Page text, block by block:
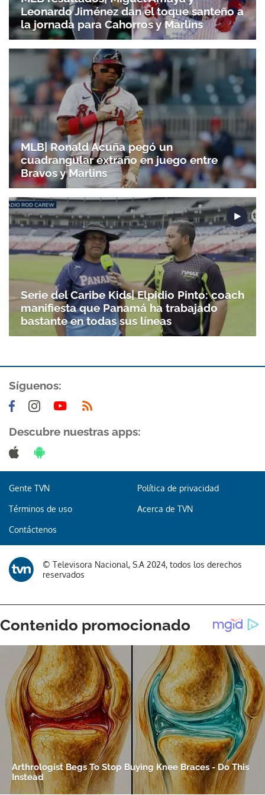
Gracias por suscribirte a nuestro boletín.
ACEPTAR
Leonardo Jiménez dan el toque santeño a
la jornada para Cahorros y Marlins
MLB| Ronald Acuña pegó un
cuadrangular extraño en juego entre
Bravos y Marlins
Serie del Caribe Kids| Elpidio Pinto: coach
manifiesta que Panamá ha trabajado
bastante en todas sus líneas
Síguenos:
Descubre nuestras apps:
Gente TVN Política de privacidad
Términos de uso Acerca de TVN
Contáctenos
© Televisora Nacional, S.A 2024, todos los derechos
reservados